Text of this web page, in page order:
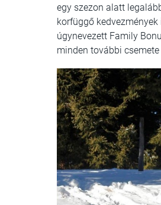
egy szezon alatt
korfüggő
úgynevezett Family
minden további